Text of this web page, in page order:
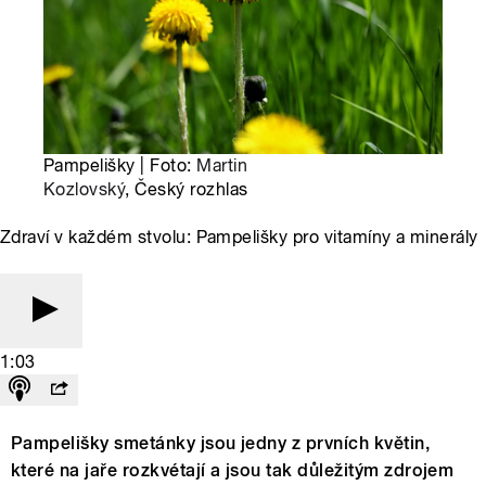
Pampelišky | Foto: Martin
Kozlovský, Český rozhlas
Zdraví v každém stvolu: Pampelišky pro vitamíny a minerály
1:03
Pampelišky smetánky jsou jedny z prvních květin,
které na jaře rozkvétají a jsou tak důležitým zdrojem